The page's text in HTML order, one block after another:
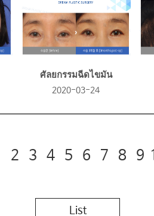
ศัลยกรรมฉีดไขมัน
2020-03-24
2 3 4 5 6 7 8 9
List